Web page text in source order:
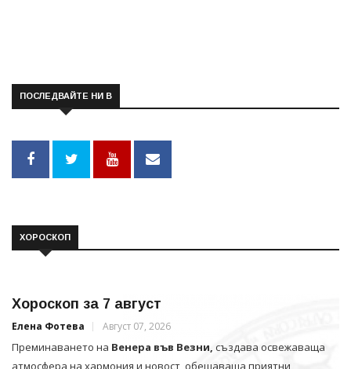
ПОСЛЕДВАЙТЕ НИ В
ХОРОСКОП
Хороскоп за 7 август
Елена Фотева Август 07, 2026
Преминаването на Венера във Везни, създава освежаваща
атмосфера на хармония и новост, обещаваща приятни